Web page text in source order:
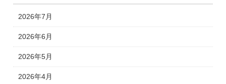
2026年7月
2026年6月
2026年5月
2026年4月